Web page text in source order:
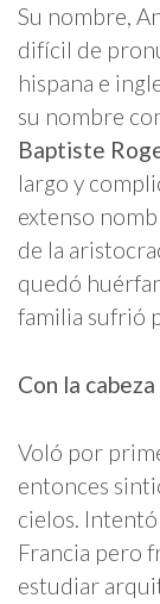
Su nombre,
difícil de
hispana e
su nombre
Baptiste
largo y
extenso
de la
quedó
familia sufrió
Con la
Voló por
entonces
cielos. Intentó
Francia pero
estudiar